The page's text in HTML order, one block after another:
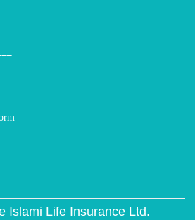
Islami Life Insurance Ltd.